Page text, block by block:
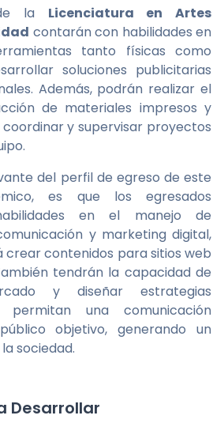
la Licenciatura en Artes
contarán con habilidades en
tanto físicas como
soluciones publicitarias
Además, podrán realizar el
de materiales impresos y
y supervisar proyectos
del perfil de egreso de este
es que los egresados
en el manejo de
y marketing digital,
crear contenidos para sitios web
tendrán la capacidad de
y diseñar estrategias
permitan una comunicación
objetivo, generando un
sociedad.
Desarrollar